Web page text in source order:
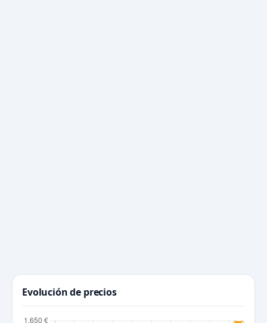
Evolución de precios